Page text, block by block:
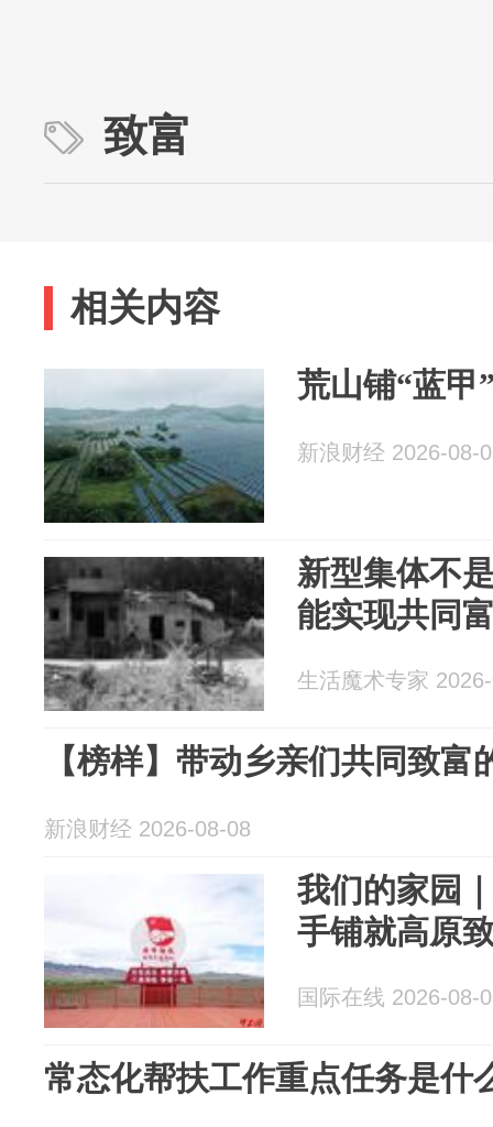
致富
相关内容
荒山铺“蓝甲
新浪财经 2026-08-
新型集体不
能实现共同
生活魔术专家
【榜样】带动乡亲们共同致富
新浪财经 2026-08-08
我们的家园
手铺就高原
国际在线 2026-08-
常态化帮扶工作重点任务是什